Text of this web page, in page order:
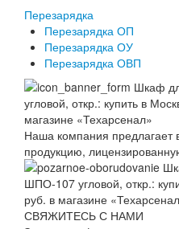
Перезарядка
Перезарядка ОП
Перезарядка ОУ
Перезарядка ОВП
Наша компания предлагает
продукцию,
СВЯЖИТЕСЬ С НАМИ